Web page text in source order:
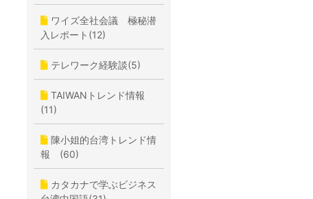
ワイズ全社会議 極秘潜
入レポート(12)
テレワーク経験談(5)
TAIWANトレンド情報
(11)
陳小姐的台湾トレンド情
報 (60)
カタカナで学ぶビジネス